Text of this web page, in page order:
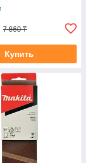
7 860 ₸
Купить